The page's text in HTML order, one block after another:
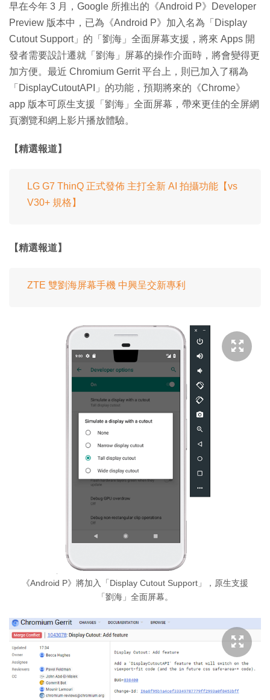
早在今年 3 月，Google 所推出的《Android P》Developer
Preview 版本中，已為《Android P》加入名為「Display
Cutout Support」的「劉海」全面屏幕支援，將來 Apps 開
發者需要設計遷就「劉海」屏幕的操作介面時，將會變得更
加方便。最近 Chromium Gerrit 平台上，則已加入了稱為
「DisplayCutoutAPI」的功能，預期將來的《Chrome》
app 版本可原生支援「劉海」全面屏幕，帶來更佳的全屏網
頁瀏覽和網上影片播放體驗。
【精選報道】
LG G7 ThinQ 正式發佈 主打全新 AI 拍攝功能【vs
V30+ 規格】
【精選報道】
ZTE 雙劉海屏幕手機 中興呈交新專利
《Android P》將加入「Display Cutout Support」，原生支援
「劉海」全面屏幕。